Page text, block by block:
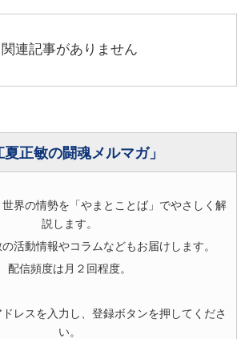
関連記事がありません
夏正敏の闘魂メルマガ」
界の情勢を「やまとことば」でやさしく解
説します。
活動情報やコラムなどもお届けします。
配信頻度は月２回程度。
レスを入力し、登録ボタンを押してくださ
い。